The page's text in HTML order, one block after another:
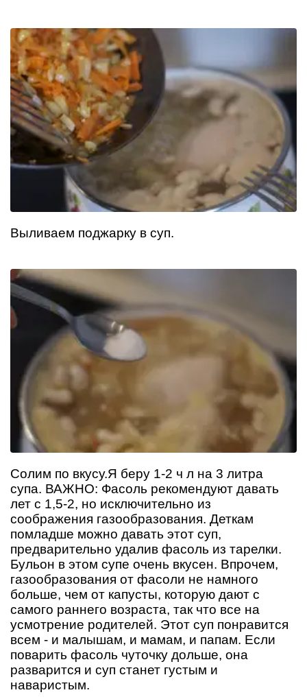
Выливаем поджарку в суп.
Солим по вкусу.Я беру 1-2 ч л на 3 литра
супа. ВАЖНО: Фасоль рекомендуют давать
лет с 1,5-2, но исключительно из
соображения газообразования. Деткам
помладше можно давать этот суп,
предварительно удалив фасоль из тарелки.
Бульон в этом супе очень вкусен. Впрочем,
газообразования от фасоли не намного
больше, чем от капусты, которую дают с
самого раннего возраста, так что все на
усмотрение родителей. Этот суп понравится
всем - и малышам, и мамам, и папам. Если
поварить фасоль чуточку дольше, она
разварится и суп станет густым и
наваристым.